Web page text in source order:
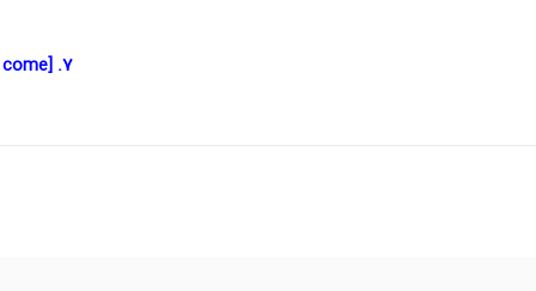
7. Then what can, after this, contradict thee, as to the judgment [to come]?